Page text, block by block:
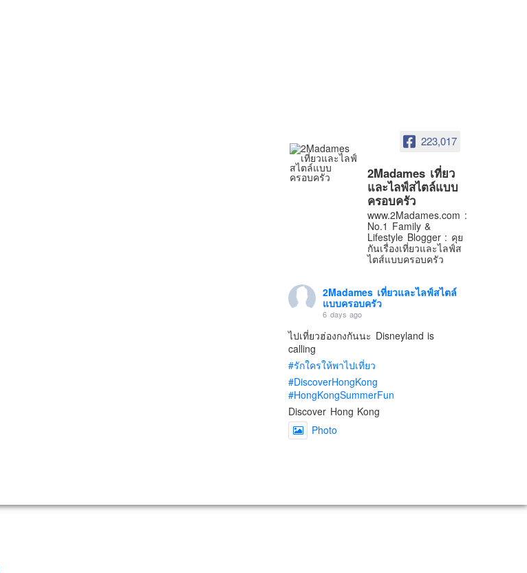
223,017
2Madames เที่ยว
และไลฟ์สไตล์แบบ
ครอบครัว
www.2Madames.com :
No.1 Family &
Lifestyle Blogger : คุย
กันเรื่องเที่ยวและไลฟ์ส
ไตส์แบบครอบครัว
2Madames เที่ยวและไลฟ์สไตล์
แบบครอบครัว
6 days ago
ไปเที่ยวฮ่องกงกันนะ Disneyland is
calling
#รักใครให้พาไปเที่ยว
#DiscoverHongKong
#HongKongSummerFun
Discover Hong Kong
Photo
แบบครอบครัว